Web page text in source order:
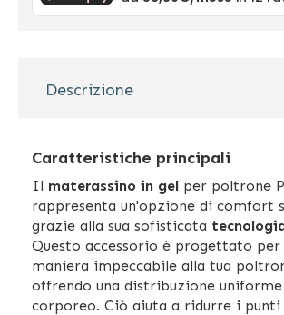
Descrizione
Caratteristiche principali
Il materassino in gel per poltrone
rappresenta un'opzione di comfort
grazie alla sua sofisticata
Questo accessorio è progettato
maniera impeccabile alla tua
offrendo una distribuzione uniforme
corporeo. Ciò aiuta a ridurre i punti